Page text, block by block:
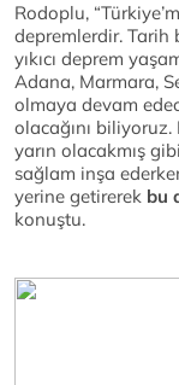
Rodoplu,
depremlerdir. Tarih
yıkıcı deprem
Adana, Marmara,
olmaya devam
olacağını
yarın olacakmış
sağlam inşa
yerine getirerek bu
konuştu.